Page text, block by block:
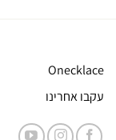
Onecklace
עקבו אחרינו